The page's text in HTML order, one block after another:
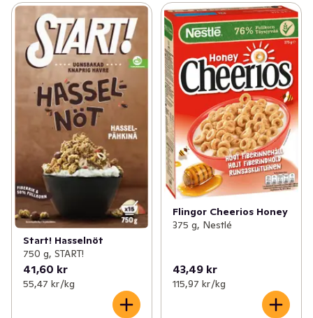
Start! Hasselnöt
750 g, START!
41,60 kr
55,47 kr /kg
Flingor Cheerios Honey
375 g, Nestlé
43,49 kr
115,97 kr /kg